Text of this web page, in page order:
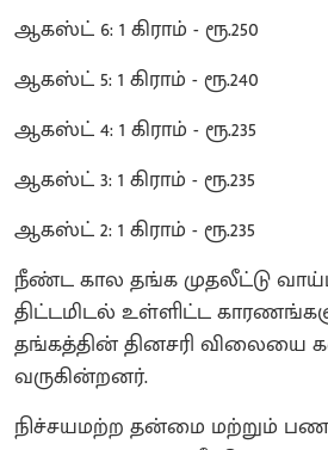
ஆகஸ்ட் 6: 1 கிராம் - ரூ.250
ஆகஸ்ட் 5: 1 கிராம் - ரூ.240
ஆகஸ்ட் 4: 1 கிராம் - ரூ.235
ஆகஸ்ட் 3: 1 கிராம் - ரூ.235
ஆகஸ்ட் 2: 1 கிராம் - ரூ.235
நீண்ட கால தங்க முதலீட்டு
திட்டமிடல் உள்ளிட்ட
தங்கத்தின் தினசரி விலையை
வருகின்றனர்.
நிச்சயமற்ற தன்மை மற்றும்